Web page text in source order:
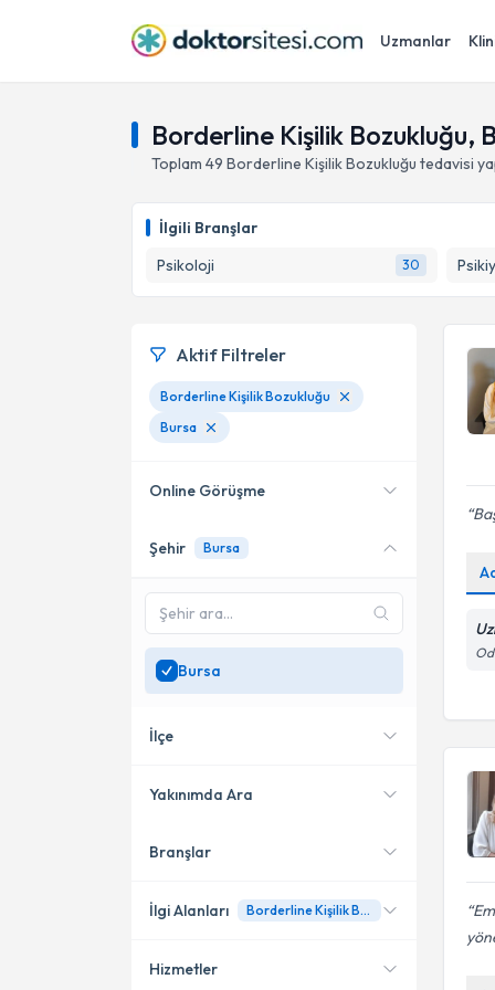
Uzmanlar
Borderline Kişilik Bozukluğu,
Toplam 49 Borderline Kişilik Bozukluğu tedavisi
İlgili Branşlar
Psikoloji
30
Aktif Filtreler
Borderline Kişilik Bozukluğu
Bursa
Online Görüşme
Online danışmanlık sunan
SadeceBursa
uzman ara
Şehir Bursa
Bursa
İlçe
Nilüfer
Osmangazi
Yakınımda Ara
Konumuma yakın uzmanları
Branşlar
Psikoloji
İlgi Alanları Borderline Kişilik Bozukluğu
Hizmetler